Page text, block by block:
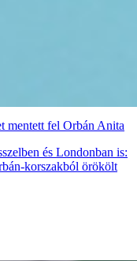
mentett fel Orbán Anita
és Londonban is:
korszakból örökölt